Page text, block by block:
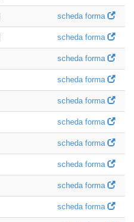
scheda forma
scheda forma
scheda forma
scheda forma
scheda forma
scheda forma
scheda forma
scheda forma
scheda forma
scheda forma